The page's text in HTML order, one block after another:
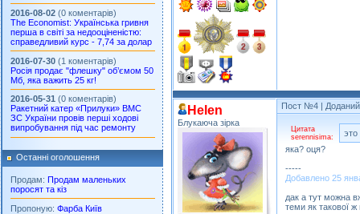
2016-08-02 (0 коментарів)
The Economist: Українська гривня
перша в світі за недооціненістю:
справедливий курс - 7,74 за долар
2016-07-30 (1 коментарів)
Росія продає "флешку" об’ємом 50
Мб, яка важить 25 кг!
2016-05-31 (0 коментарів)
Ракетний катер «Прилуки» ВМС
ЗС України провів перші ходові
випробування під час ремонту
Останні оголошення
Продам: Продам маленьких
поросят та кіз
Пропоную: Фарба Київ
Helen
Блукаюча зірка
Пост №4 |
Цитата
serennisima:
яка? оця?
-----
Добавлено 25
дак а тут можна
теми як такової